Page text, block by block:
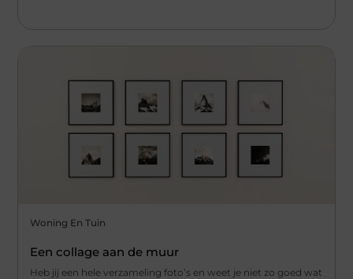
Woning En Tuin
Een collage aan de muur
Heb jij een hele verzameling foto’s en weet je niet zo goed wat